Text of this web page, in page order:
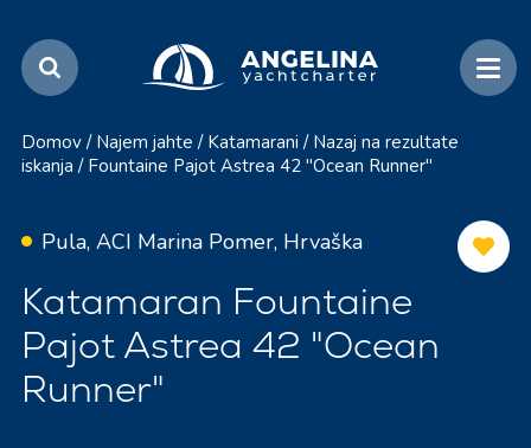
Domov / Najem jahte / Katamarani / Nazaj na rezultate
iskanja / Fountaine Pajot Astrea 42 "Ocean Runner"
Pula, ACI Marina Pomer, Hrvaška
Katamaran Fountaine
Pajot Astrea 42 "Ocean
Runner"